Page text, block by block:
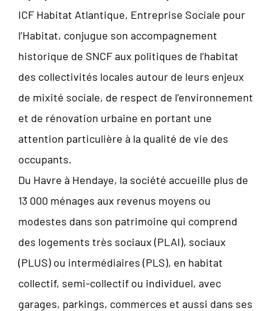
ICF Habitat Atlantique, Entreprise Sociale pour
l’Habitat, conjugue son accompagnement
historique de SNCF aux politiques de l’habitat
des collectivités locales autour de leurs enjeux
de mixité sociale, de respect de l’environnement
et de rénovation urbaine en portant une
attention particulière à la qualité de vie des
occupants.
Du Havre à Hendaye, la société accueille plus de
13 000 ménages aux revenus moyens ou
modestes dans son patrimoine qui comprend
des logements très sociaux (PLAI), sociaux
(PLUS) ou intermédiaires (PLS), en habitat
collectif, semi-collectif ou individuel, avec
garages, parkings, commerces et aussi dans ses